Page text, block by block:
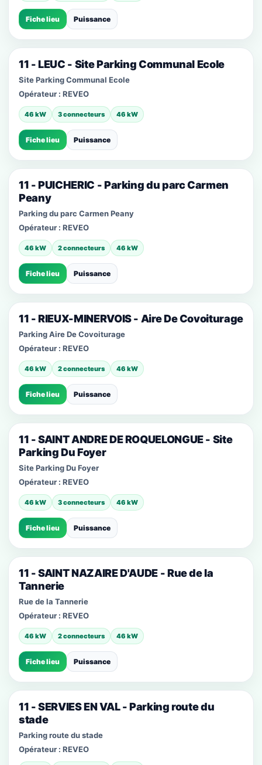
Fiche lieu Puissance
11 - LEUC - Site Parking Communal Ecole
Site Parking Communal Ecole
Opérateur : REVEO
46 kW 3 connecteurs 46 kW
Fiche lieu Puissance
11 - PUICHERIC - Parking du parc Carmen
Peany
Parking du parc Carmen Peany
Opérateur : REVEO
46 kW 2 connecteurs 46 kW
Fiche lieu Puissance
11 - RIEUX-MINERVOIS - Aire De Covoiturage
Parking Aire De Covoiturage
Opérateur : REVEO
46 kW 2 connecteurs 46 kW
Fiche lieu Puissance
11 - SAINT ANDRE DE ROQUELONGUE - Site
Parking Du Foyer
Site Parking Du Foyer
Opérateur : REVEO
46 kW 3 connecteurs 46 kW
Fiche lieu Puissance
11 - SAINT NAZAIRE D'AUDE - Rue de la
Tannerie
Rue de la Tannerie
Opérateur : REVEO
46 kW 2 connecteurs 46 kW
Fiche lieu Puissance
11 - SERVIES EN VAL - Parking route du
stade
Parking route du stade
Opérateur : REVEO